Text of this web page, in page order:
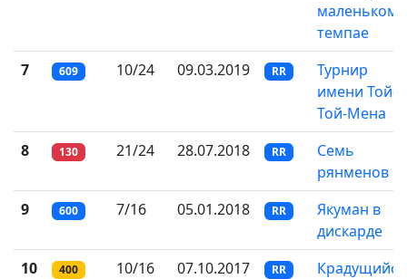
маленьком
темпае
7
609 10/24 09.03.2019 RR
Турнир
имени Той-
Той-Мена
8
130 21/24 28.07.2018 RR
Семь
рянменов
9
600 7/16 05.01.2018 RR
Якуман в
дискарде
10
400 10/16 07.10.2017 RR
Крадущийся